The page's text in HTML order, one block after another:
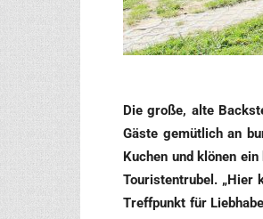
Die gro­ße, alte
Gäs­te gemüt­lich an
Kuchen und klö­nen
Tou­ris­ten­tru­bel. „Hier
Treff­punkt für